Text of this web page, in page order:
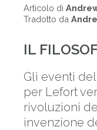
Articolo di
Tradotto da
IL
Gli eventi
per Lefort
rivoluzioni
invenzione